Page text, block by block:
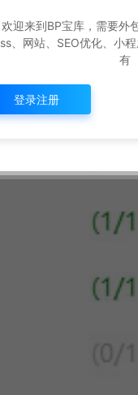
欢迎来到BP宝库，需要
、网站、SEO优化、小
有
登录注册